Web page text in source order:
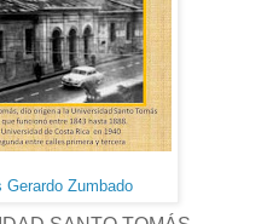
Gerardo Zumbado